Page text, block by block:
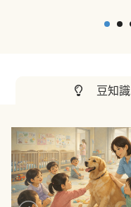
豆知識